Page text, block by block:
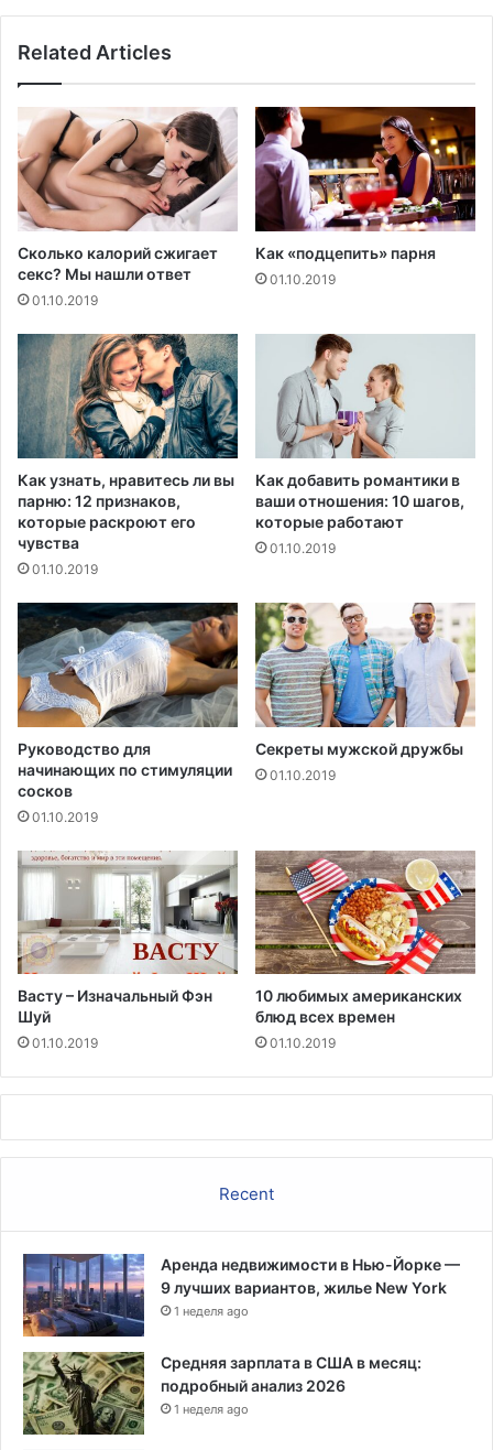
к
о
к
ч
й
-
р
е
в
о
л
ю
и
Related Articles
Сколько калорий сжигает
секс? Мы нашли ответ
01.10.2019
Как «подцепить» парня
01.10.2019
Как узнать, нравитесь ли вы
парню: 12 признаков,
которые раскроют его
чувства
01.10.2019
Как добавить романтики в
ваши отношения: 10 шагов,
которые работают
01.10.2019
Руководство для
начинающих по стимуляции
сосков
01.10.2019
Секреты мужской дружбы
01.10.2019
Васту – Изначальный Фэн
Шуй
01.10.2019
10 любимых американских
блюд всех времен
01.10.2019
Recent
Аренда недвижимости в Нью-Йорке —
9 лучших вариантов, жилье New York
1 неделя ago
Средняя зарплата в США в месяц:
подробный анализ 2026
1 неделя ago